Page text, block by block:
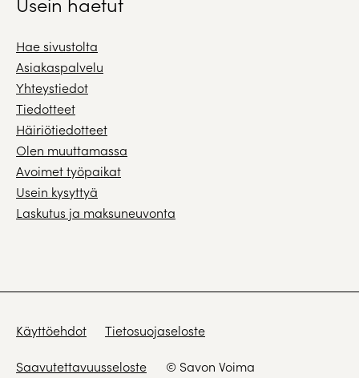
Hae sivustolta
Asiakaspalvelu
Yhteystiedot
Tiedotteet
Häiriötiedotteet
Olen muuttamassa
Avoimet työpaikat
Usein kysyttyä
Laskutus ja maksuneuvonta
Käyttöehdot Tietosuojaseloste
Saavutettavuusseloste © Savon Voima